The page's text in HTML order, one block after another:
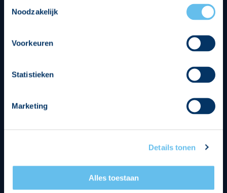
op een veilige en integere wijze. Je kunt je toestemming
beheren op de privacy- en cookieverklaring pagina.
Noodzakelijk
Voorkeuren
Statistieken
Marketing
Details tonen
Alles toestaan